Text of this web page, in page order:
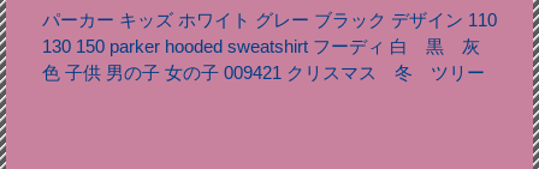
パーカー キッズ ホワイト グレー ブラック デザイン 110
130 150 parker hooded sweatshirt フーディ 白 黒 灰
色 子供 男の子 女の子 009421 クリスマス 冬 ツリー